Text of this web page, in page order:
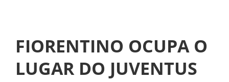
FIORENTINO OCUPA O
LUGAR DO JUVENTUS